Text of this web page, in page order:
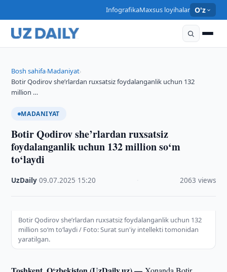
InfografikaMaxsus loyihalar O'z
Bosh sahifa›Madaniyat›
Botir Qodirov she’rlardan ruxsatsiz foydalanganlik uchun 132
million …
MADANIYAT
Botir Qodirov she’rlardan ruxsatsiz
foydalanganlik uchun 132 million so‘m
to‘laydi
UzDaily ·09.07.2025 15:20 2063 views
Botir Qodirov she’rlardan ruxsatsiz foydalanganlik uchun 132
million so‘m to‘laydi / Foto: Surat sun'iy intellekti tomonidan
yaratilgan.